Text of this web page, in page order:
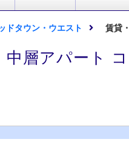
ドタウン・ウエスト 賃貸
層アパート